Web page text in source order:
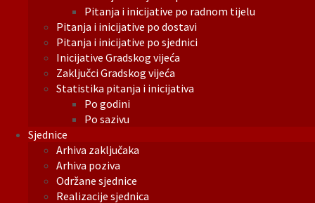
Pitanja i inicijative po radnom tijelu
Pitanja i inicijative po dostavi
Pitanja i inicijative po sjednici
Inicijative Gradskog vijeća
Zaključci Gradskog vijeća
Statistika pitanja i inicijativa
Po godini
Po sazivu
Sjednice
Arhiva zaključaka
Arhiva poziva
Održane sjednice
Realizacije sjednica